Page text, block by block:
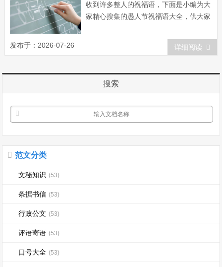
收到许多整人的祝福语，下面是小编为大
家精心搜集的愚人节祝福语大全，供大家
用户，非常遗憾，由于您确认了此条短信
所以传染了愚人节细菌。现在细菌衣着统
身体……...
发布于：2026-07-26 详细阅读
搜索
范文分类
文秘知识 (53)
条据书信 (53)
行政公文 (53)
评语寄语 (53)
口号大全 (53)